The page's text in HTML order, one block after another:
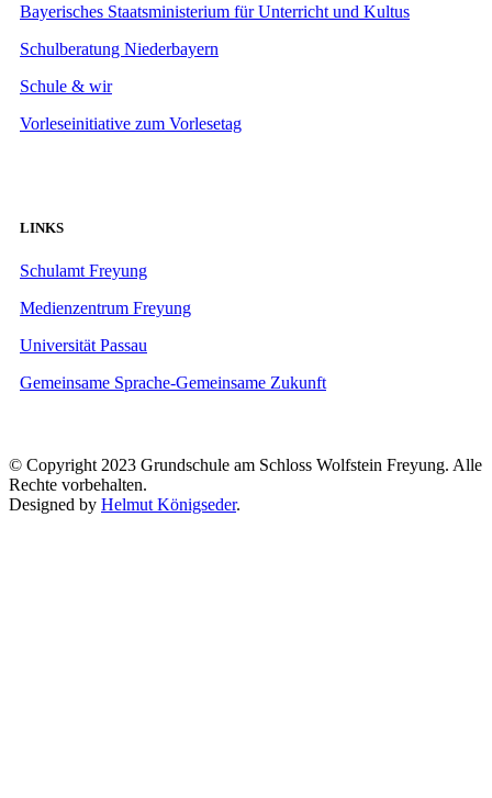
Bayerisches Staatsministerium für Unterricht und Kultus
Schulberatung Niederbayern
Schule & wir
Vorleseinitiative zum Vorlesetag
LINKS
Schulamt Freyung
Medienzentrum Freyung
Universität Passau
Gemeinsame Sprache-Gemeinsame Zukunft
© Copyright 2023 Grundschule am Schloss Wolfstein Freyung. Alle
Rechte vorbehalten.
Designed by Helmut Königseder.